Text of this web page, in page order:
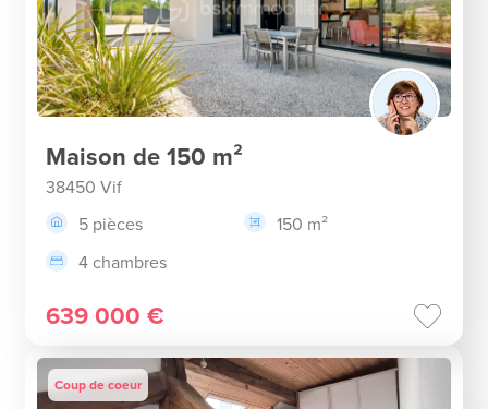
Maison de 150 m²
38450 Vif
5 pièces
150 m²
4 chambres
639 000 €
Coup de coeur